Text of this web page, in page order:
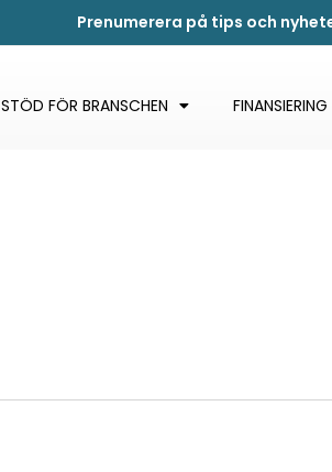
Prenumerera på tips och
STÖD FÖR BRANSCHEN FINANSIERING